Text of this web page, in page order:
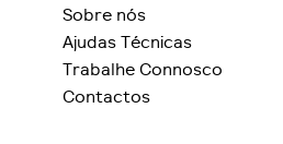
Sobre nós
Ajudas Técnicas
Trabalhe Connosco
Contactos